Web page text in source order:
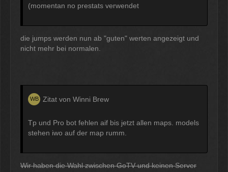
(momentan no prestats verwendet
die jumps werden nun ab "guten" werten angezeigt und
nicht mehr bei normalen.
Zitat von Winni Brew
Tp und Pro bot fehlen aif bis jetzt allen maps. models
stehen iwo auf der map rumm.
Wir haben die Wahl zwischen GoTV und keinen Server